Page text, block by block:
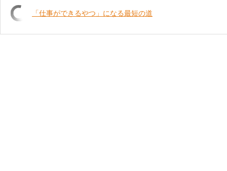
「仕事ができるやつ」になる最短の道